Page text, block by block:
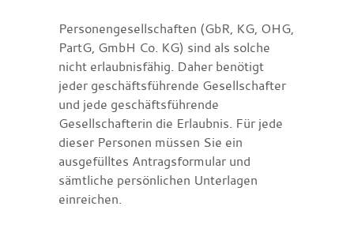
Personengesellschaften (GbR, KG, OHG,
PartG, GmbH Co. KG) sind als solche
nicht erlaubnisfähig. Daher benötigt
jeder geschäftsführende Gesellschafter
und jede geschäftsführende
Gesellschafterin die Erlaubnis. Für jede
dieser Personen müssen Sie ein
ausgefülltes Antragsformular und
sämtliche persönlichen Unterlagen
einreichen.